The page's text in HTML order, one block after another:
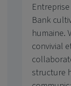
Bank
humaine.
convivial
structure